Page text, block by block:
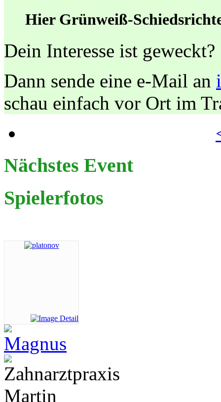
Hier Grünweiß-
Dein Interesse ist geweckt?
Dann sende eine e-Mail an
schau einfach vor Ort im
Nächstes Event
Spielerfotos